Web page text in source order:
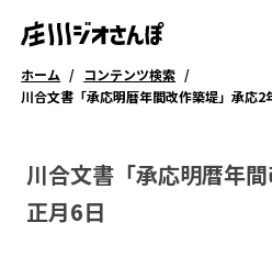
ホーム / コンテンツ検索 /
川合文書「承応明暦年間改作築堤」承応2
ホーム コンテンツ検索
川合文書「承応明暦年
正月6日